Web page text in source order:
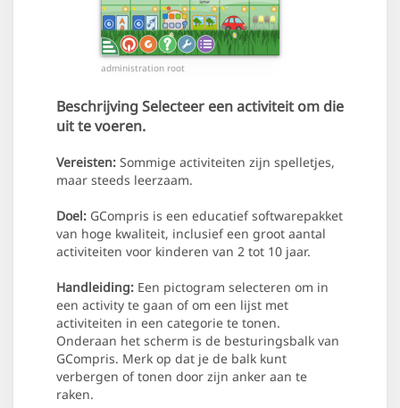
administration root
BeschrijvingSelecteer een activiteit om die
uit te voeren.
Vereisten: Sommige activiteiten zijn spelletjes,
maar steeds leerzaam.
Doel: GCompris is een educatief softwarepakket
van hoge kwaliteit, inclusief een groot aantal
activiteiten voor kinderen van 2 tot 10 jaar.
Handleiding: Een pictogram selecteren om in
een activity te gaan of om een lijst met
activiteiten in een categorie te tonen.
Onderaan het scherm is de besturingsbalk van
GCompris. Merk op dat je de balk kunt
verbergen of tonen door zijn anker aan te
raken.